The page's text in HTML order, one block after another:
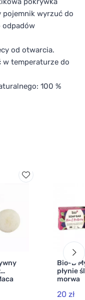
pojemnik wyrzuć do
odpadów
od otwarcia.
w temperaturze do
100 %
Bio-D
płynie
morwa
20 zł